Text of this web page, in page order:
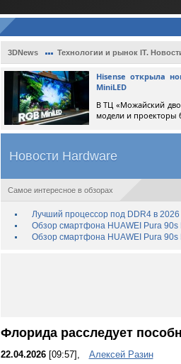
3DNews Технологии и рынок IT.
Hisense открыла
MiniLED
В ТЦ «Можайский
модели и проекторы
Новости Hardware
Самое интересное в обзорах
Лучший процессор под DDR4 в 2026
Обзор смартфона HUAWEI Pura 90s
Обзор смартфона HUAWEI Pura
Флорида расследует
22.04.2026[09:57],
Алексей Разин